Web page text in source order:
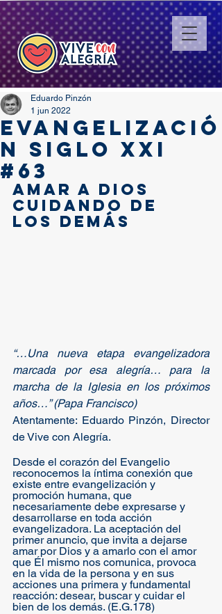
EVANGELIZACIÓ
N SIGLO XXI
#63
Eduardo Pinzón
1 jun 2022
amar a dios
cuidando de
los demás
“…Una nueva etapa evangelizadora
marcada por esa alegría… para la
marcha de la Iglesia en los próximos
años…” (Papa Francisco)
Atentamente: Eduardo Pinzón, Director
de Vive con Alegría.
Desde el corazón del Evangelio
reconocemos la íntima conexión que
existe entre evangelización y
promoción humana, que
necesariamente debe expresarse y
desarrollarse en toda acción
evangelizadora. La aceptación del
primer anuncio, que invita a dejarse
amar por Dios y a amarlo con el amor
que Él mismo nos comunica, provoca
en la vida de la persona y en sus
acciones una primera y fundamental
reacción: desear, buscar y cuidar el
bien de los demás. (E.G.178)